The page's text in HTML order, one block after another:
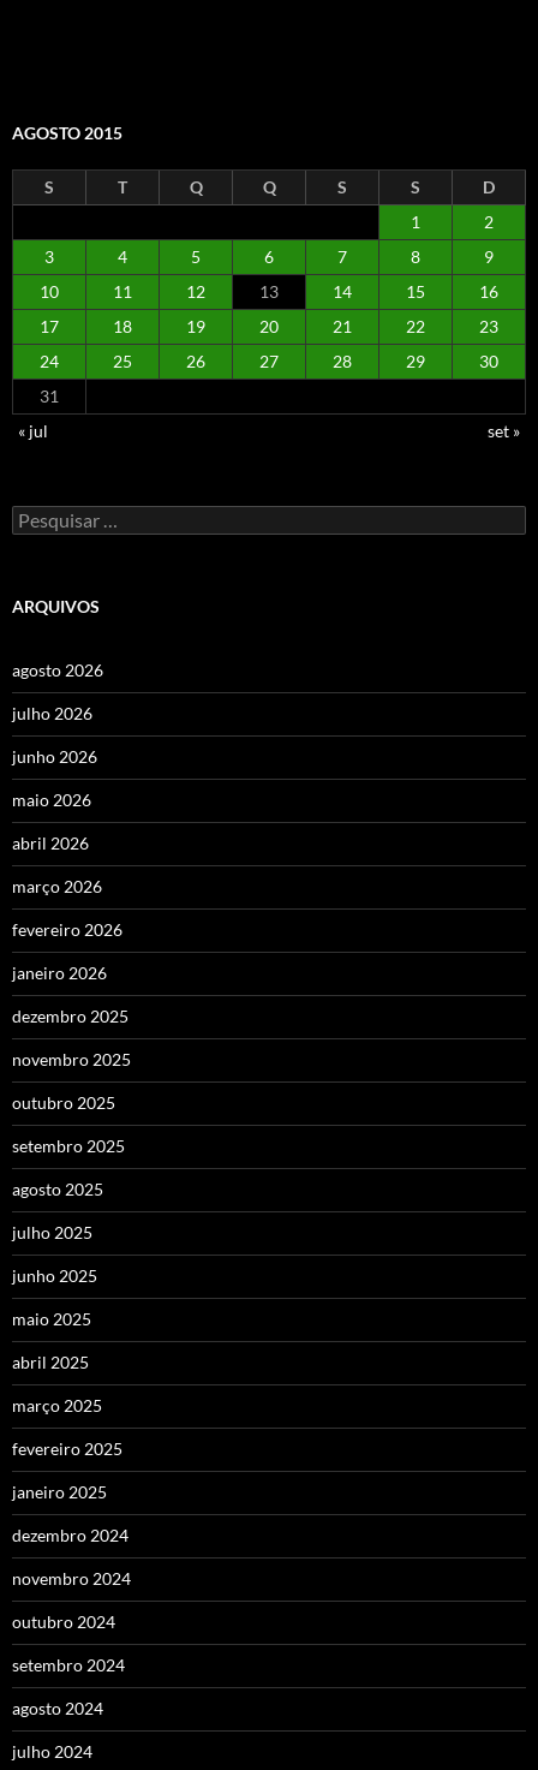
AGOSTO 2015
S T Q Q S S
D
1
2
3
4 5 6 7 8
9
10
11 12 13 14 15
16
17
18 19 20 21 22
23
24
25 26 27 28 29
30
31
« jul
set »
Pesquisar
por:
ARQUIVOS
agosto 2026
julho 2026
junho 2026
maio 2026
abril 2026
março 2026
fevereiro 2026
janeiro 2026
dezembro 2025
novembro 2025
outubro 2025
setembro 2025
agosto 2025
julho 2025
junho 2025
maio 2025
abril 2025
março 2025
fevereiro 2025
janeiro 2025
dezembro 2024
novembro 2024
outubro 2024
setembro 2024
agosto 2024
julho 2024